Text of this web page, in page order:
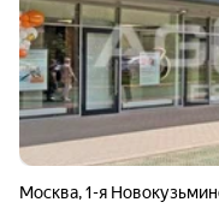
Москва,1-я